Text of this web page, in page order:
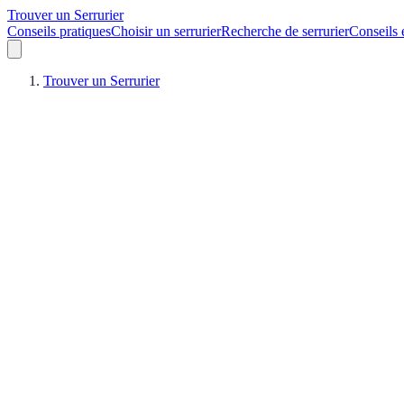
Trouver un Serrurier
Conseils pratiquesChoisir un serrurierRecherche de serrurierConseils
Trouver un Serrurier